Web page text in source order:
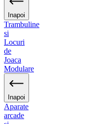
Inapoi
Trambuline
si
Locuri
de
Joaca
Modulare
Inapoi
Aparate
arcade